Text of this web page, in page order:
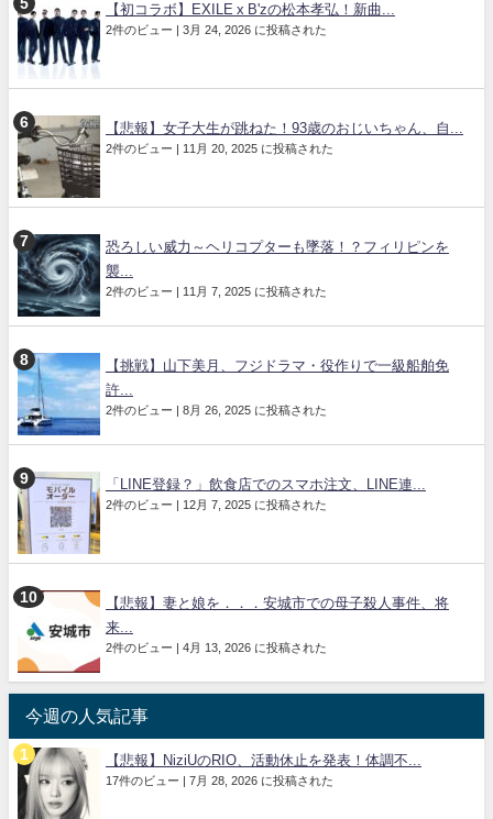
【初コラボ】EXILE x B'zの松本孝弘！新曲...
2件のビュー | 3月 24, 2026 に投稿された
【悲報】女子大生が跳ねた！93歳のおじいちゃん、自...
2件のビュー | 11月 20, 2025 に投稿された
恐ろしい威力～ヘリコプターも墜落！？フィリピンを
襲...
2件のビュー | 11月 7, 2025 に投稿された
【挑戦】山下美月、フジドラマ・役作りで一級船舶免
許...
2件のビュー | 8月 26, 2025 に投稿された
「LINE登録？」飲食店でのスマホ注文、LINE連...
2件のビュー | 12月 7, 2025 に投稿された
【悲報】妻と娘を．．．安城市での母子殺人事件、将
来...
2件のビュー | 4月 13, 2026 に投稿された
今週の人気記事
【悲報】NiziUのRIO、活動休止を発表！体調不...
17件のビュー | 7月 28, 2026 に投稿された